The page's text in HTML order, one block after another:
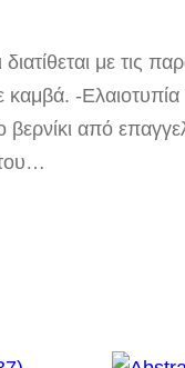
με τις
-Ελαιοτυπία
βερνίκι από